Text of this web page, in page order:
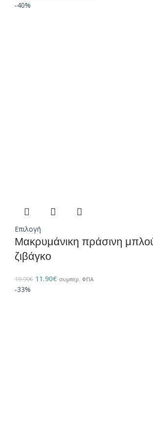
-40%
Επιλογή
Μακρυμάνικη πράσινη
ζιβάγκο
19.90€ 11.90€ συμπερ. ΦΠΑ
-33%